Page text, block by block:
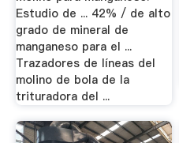
Estudio de ... 42% / de alto
grado de mineral de
manganeso para el ...
Trazadores de líneas del
molino de bola de la
trituradora del ...